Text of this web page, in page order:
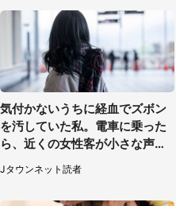
気付かないうちに経血でズボン
を汚していた私。電車に乗った
ら、近くの女性客が小さな声で
（千葉県・10代女性）
Jタウンネット読者